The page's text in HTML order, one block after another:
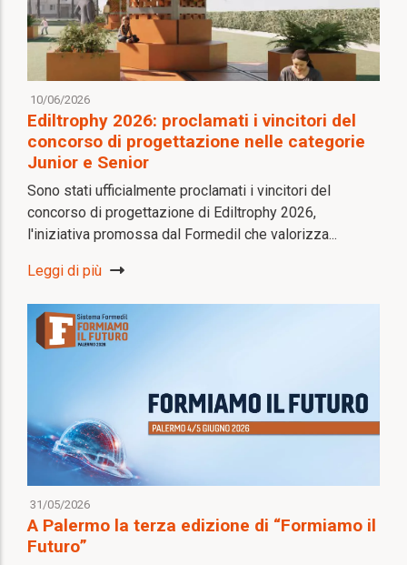
10/06/2026
Ediltrophy 2026: proclamati i vincitori del
concorso di progettazione nelle categorie
Junior e Senior
Sono stati ufficialmente proclamati i vincitori del
concorso di progettazione di Ediltrophy 2026,
l'iniziativa promossa dal Formedil che valorizza...
Leggi di più
31/05/2026
A Palermo la terza edizione di “Formiamo il
Futuro”